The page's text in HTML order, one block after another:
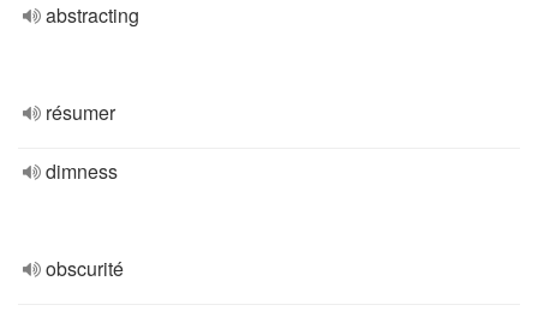
abstracting
résumer
dimness
obscurité